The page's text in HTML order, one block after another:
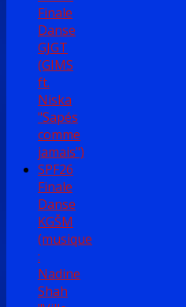
Finale
Danse
GJGT
(GIMS
ft.
Niska
"Sapés
comme
jamais")
SPF26
Finale
Danse
KGŠM
(musique
:
Nadine
Shah